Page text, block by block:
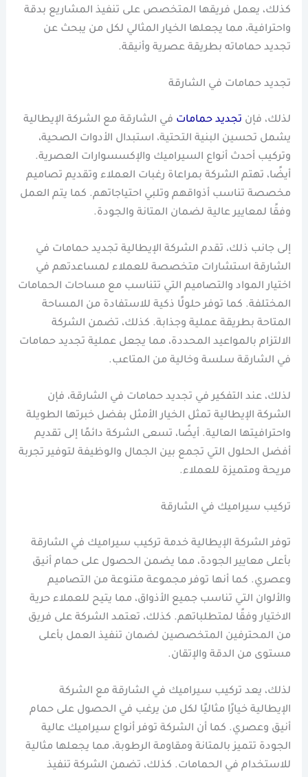
كذلك، يعمل فريقها المتخصص على تنفيذ المشاريع بدقة
واحترافية، مما يجعلها الخيار المثالي لكل من يبحث عن
تجديد حماماته بطريقة عصرية وأنيقة.
تجديد حمامات في الشارقة
لذلك، فإن تجديد حمامات في الشارقة مع الشركة الإيطالية
يشمل تحسين البنية التحتية، استبدال الأدوات الصحية،
وتركيب أحدث أنواع السيراميك والإكسسوارات العصرية.
أيضًا، تهتم الشركة بمراعاة رغبات العملاء وتقديم تصاميم
مخصصة تناسب أذواقهم وتلبي احتياجاتهم. كما يتم العمل
وفقًا لمعايير عالية لضمان المتانة والجودة.
إلى جانب ذلك، تقدم الشركة الإيطالية تجديد حمامات في
الشارقة استشارات متخصصة للعملاء لمساعدتهم في
اختيار المواد والتصاميم التي تتناسب مع مساحات الحمامات
المختلفة. كما توفر حلولًا ذكية للاستفادة من المساحة
المتاحة بطريقة عملية وجذابة. كذلك، تضمن الشركة
الالتزام بالمواعيد المحددة، مما يجعل عملية تجديد حمامات
في الشارقة سلسة وخالية من المتاعب.
لذلك، عند التفكير في تجديد حمامات في الشارقة، فإن
الشركة الإيطالية تمثل الخيار الأمثل بفضل خبرتها الطويلة
واحترافيتها العالية. أيضًا، تسعى الشركة دائمًا إلى تقديم
أفضل الحلول التي تجمع بين الجمال والوظيفة لتوفير تجربة
مريحة ومتميزة للعملاء.
تركيب سيراميك في الشارقة
توفر الشركة الإيطالية خدمة تركيب سيراميك في الشارقة
بأعلى معايير الجودة، مما يضمن الحصول على حمام أنيق
وعصري. كما أنها توفر مجموعة متنوعة من التصاميم
والألوان التي تناسب جميع الأذواق، مما يتيح للعملاء حرية
الاختيار وفقًا لمتطلباتهم. كذلك، تعتمد الشركة على فريق
من المحترفين المتخصصين لضمان تنفيذ العمل بأعلى
مستوى من الدقة والإتقان.
لذلك، يعد تركيب سيراميك في الشارقة مع الشركة
الإيطالية خيارًا مثاليًا لكل من يرغب في الحصول على حمام
أنيق وعصري. كما أن الشركة توفر أنواع سيراميك عالية
الجودة تتميز بالمتانة ومقاومة الرطوبة، مما يجعلها مثالية
للاستخدام في الحمامات. كذلك، تضمن الشركة تنفيذ